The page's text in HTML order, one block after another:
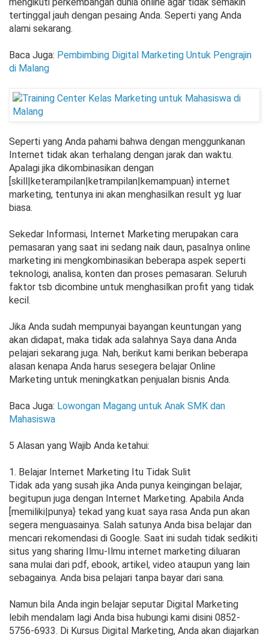
tertinggal jauh dengan pesaing Anda. Seperti yang Anda
alami sekarang.
Baca Juga: Pembimbing Digital Marketing Untuk Pengrajin
di Malang
Seperti yang Anda pahami bahwa dengan menggunkanan
Internet tidak akan terhalang dengan jarak dan waktu.
Apalagi jika dikombinasikan dengan
[skill|keterampilan|ketrampilan|kemampuan} internet
marketing, tentunya ini akan menghasilkan result yg luar
biasa.
Sekedar Informasi, Internet Marketing merupakan cara
pemasaran yang saat ini sedang naik daun, pasalnya online
marketing ini mengkombinasikan beberapa aspek seperti
teknologi, analisa, konten dan proses pemasaran. Seluruh
faktor tsb dicombine untuk menghasilkan profit yang tidak
kecil.
Jika Anda sudah mempunyai bayangan keuntungan yang
akan didapat, maka tidak ada salahnya Saya dana Anda
pelajari sekarang juga. Nah, berikut kami berikan beberapa
alasan kenapa Anda harus sesegera belajar Online
Marketing untuk meningkatkan penjualan bisnis Anda.
Baca Juga: Lowongan Magang untuk Anak SMK dan
Mahasiswa
5 Alasan yang Wajib Anda ketahui:
1. Belajar Internet Marketing Itu Tidak Sulit
Tidak ada yang susah jika Anda punya keingingan belajar,
begitupun juga dengan Internet Marketing. Apabila Anda
[memiliki|punya} tekad yang kuat saya rasa Anda pun akan
segera menguasainya. Salah satunya Anda bisa belajar dan
mencari rekomendasi di Google. Saat ini sudah tidak sedikiti
situs yang sharing Ilmu-Ilmu internet marketing diluaran
sana mulai dari pdf, ebook, artikel, video ataupun yang lain
sebagainya. Anda bisa pelajari tanpa bayar dari sana.
Namun bila Anda ingin belajar seputar Digital Marketing
lebih mendalam lagi Anda bisa hubungi kami disini 0852-
5756-6933. Di Kursus Digital Marketing, Anda akan diajarkan